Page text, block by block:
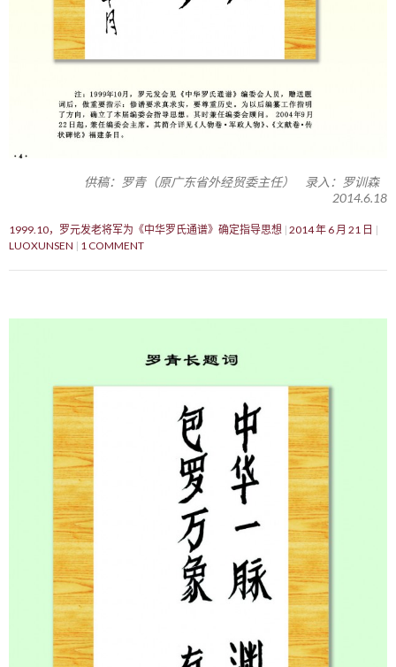
供稿：罗青（原广东省外经贸委主任） 录入：罗训森
2014.6.18
1999.10，罗元发老将军为《中华罗氏通谱》确定指导思想 2014 年 6 月 21 日
LUOXUNSEN
1 COMMENT